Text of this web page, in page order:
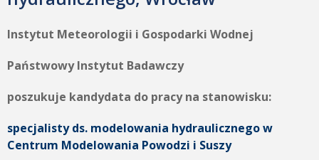
Instytut Meteorologii i Gospodarki Wodnej
Państwowy Instytut Badawczy
poszukuje kandydata do pracy na stanowisku:
specjalisty ds. modelowania hydraulicznego w
Centrum Modelowania Powodzi i Suszy